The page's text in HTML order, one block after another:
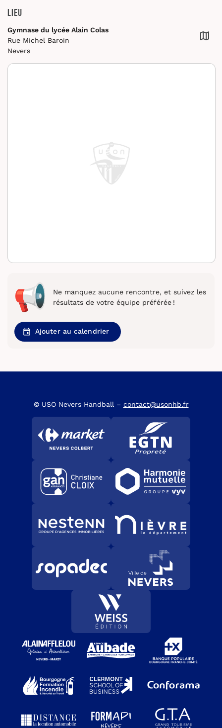
Lieu
Gymnase du lycée Alain Colas
Rue Michel Baroin
Nevers
Ne manquez aucune rencontre, et suivez les
résultats de votre équipe préférée !
Ajouter au calendrier
© USO Nevers Handball – contact@usonhb.fr